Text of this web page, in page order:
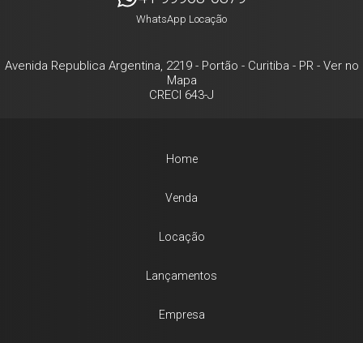
WhatsApp Locação
Avenida Republica Argentina, 2219- Portão - Curitiba - PR- Ver no
Mapa
CRECI 643-J
Home
Venda
Locação
Lançamentos
Empresa